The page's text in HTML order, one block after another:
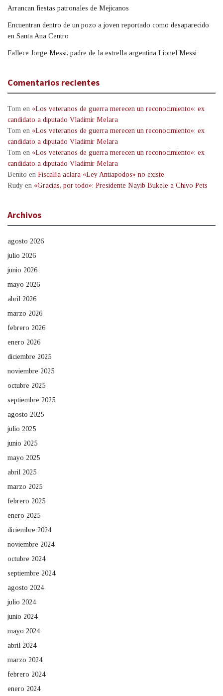
Arrancan fiestas patronales de Mejicanos
Encuentran dentro de un pozo a joven reportado como desaparecido
en Santa Ana Centro
Fallece Jorge Messi, padre de la estrella argentina Lionel Messi
Comentarios recientes
Tom en «Los veteranos de guerra merecen un reconocimiento»: ex
candidato a diputado Vladimir Melara
Tom en «Los veteranos de guerra merecen un reconocimiento»: ex
candidato a diputado Vladimir Melara
Tom en «Los veteranos de guerra merecen un reconocimiento»: ex
candidato a diputado Vladimir Melara
Benito en Fiscalía aclara «Ley Antiapodos» no existe
Rudy en «Gracias, por todo»: Presidente Nayib Bukele a Chivo Pets
Archivos
agosto 2026
julio 2026
junio 2026
mayo 2026
abril 2026
marzo 2026
febrero 2026
enero 2026
diciembre 2025
noviembre 2025
octubre 2025
septiembre 2025
agosto 2025
julio 2025
junio 2025
mayo 2025
abril 2025
marzo 2025
febrero 2025
enero 2025
diciembre 2024
noviembre 2024
octubre 2024
septiembre 2024
agosto 2024
julio 2024
junio 2024
mayo 2024
abril 2024
marzo 2024
febrero 2024
enero 2024